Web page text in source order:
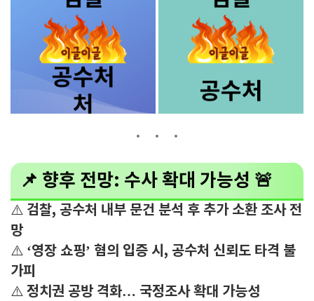
📌 향후 전망: 수사 확대 가능성 🚨
⚠️ 검찰, 공수처 내부 문건 분석 후 추가 소환 조사 전
망
⚠️ ‘영장 쇼핑’ 혐의 입증 시, 공수처 신뢰도 타격 불
가피
⚠️ 정치권 공방 격화… 국정조사 확대 가능성